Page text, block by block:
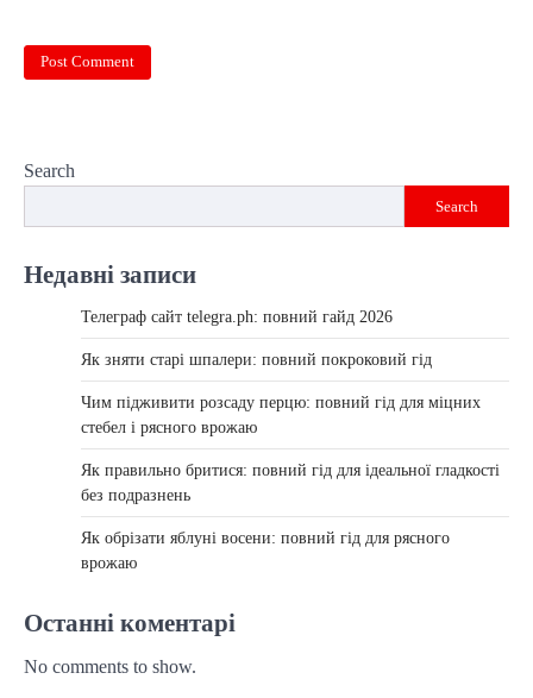
Search
Search
Недавні записи
Телеграф сайт telegra.ph: повний гайд 2026
Як зняти старі шпалери: повний покроковий гід
Чим підживити розсаду перцю: повний гід для міцних
стебел і рясного врожаю
Як правильно бритися: повний гід для ідеальної гладкості
без подразнень
Як обрізати яблуні восени: повний гід для рясного
врожаю
Останні коментарі
No comments to show.